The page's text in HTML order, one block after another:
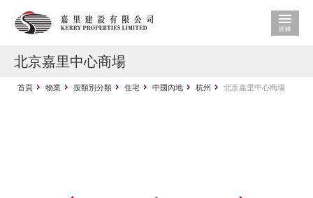
北京嘉里中心商場
首頁 物業 按類別分類 住宅 中國內地 杭州 北京嘉里中心商場